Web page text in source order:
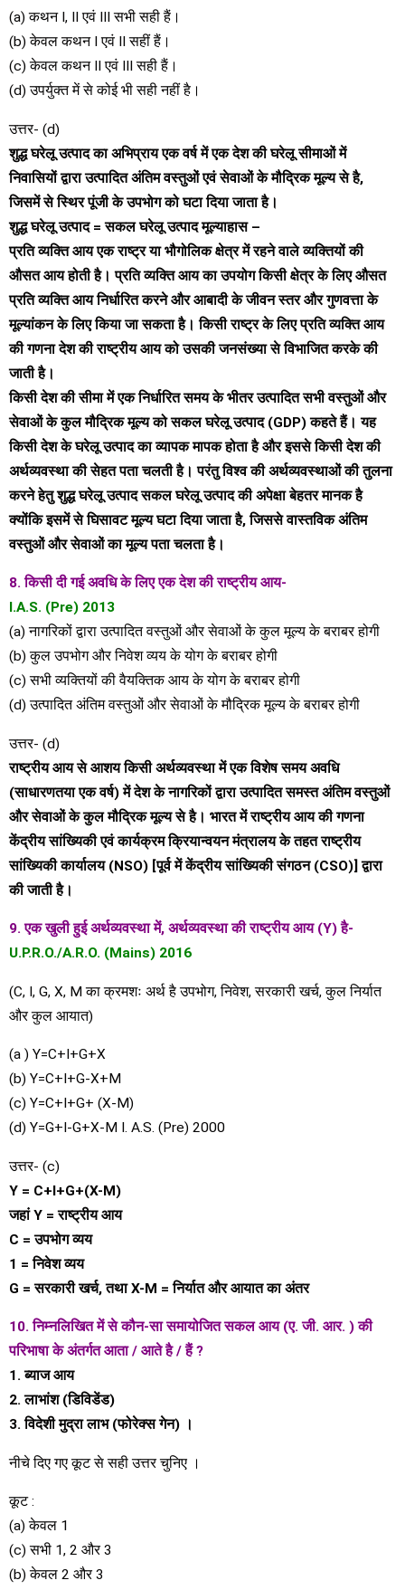
(a) कथन I, II एवं III सभी सही हैं।
(b) केवल कथन I एवं II सहीं हैं।
(c) केवल कथन II एवं III सही हैं।
(d) उपर्युक्त में से कोई भी सही नहीं है।
उत्तर- (d)
शुद्ध घरेलू उत्पाद का अभिप्राय एक वर्ष में एक देश की घरेलू सीमाओं में
निवासियों द्वारा उत्पादित अंतिम वस्तुओं एवं सेवाओं के मौद्रिक मूल्य से है,
जिसमें से स्थिर पूंजी के उपभोग को घटा दिया जाता है।
शुद्ध घरेलू उत्पाद = सकल घरेलू उत्पाद मूल्याहास –
प्रति व्यक्ति आय एक राष्ट्र या भौगोलिक क्षेत्र में रहने वाले व्यक्तियों की
औसत आय होती है। प्रति व्यक्ति आय का उपयोग किसी क्षेत्र के लिए औसत
प्रति व्यक्ति आय निर्धारित करने और आबादी के जीवन स्तर और गुणवत्ता के
मूल्यांकन के लिए किया जा सकता है। किसी राष्ट्र के लिए प्रति व्यक्ति आय
की गणना देश की राष्ट्रीय आय को उसकी जनसंख्या से विभाजित करके की
जाती है।
किसी देश की सीमा में एक निर्धारित समय के भीतर उत्पादित सभी वस्तुओं और
सेवाओं के कुल मौद्रिक मूल्य को सकल घरेलू उत्पाद (GDP) कहते हैं। यह
किसी देश के घरेलू उत्पाद का व्यापक मापक होता है और इससे किसी देश की
अर्थव्यवस्था की सेहत पता चलती है। परंतु विश्व की अर्थव्यवस्थाओं की तुलना
करने हेतु शुद्ध घरेलू उत्पाद सकल घरेलू उत्पाद की अपेक्षा बेहतर मानक है
क्योंकि इसमें से घिसावट मूल्य घटा दिया जाता है, जिससे वास्तविक अंतिम
वस्तुओं और सेवाओं का मूल्य पता चलता है।
8. किसी दी गई अवधि के लिए एक देश की राष्ट्रीय आय-
I.A.S. (Pre) 2013
(a) नागरिकों द्वारा उत्पादित वस्तुओं और सेवाओं के कुल मूल्य के बराबर होगी
(b) कुल उपभोग और निवेश व्यय के योग के बराबर होगी
(c) सभी व्यक्तियों की वैयक्तिक आय के योग के बराबर होगी
(d) उत्पादित अंतिम वस्तुओं और सेवाओं के मौद्रिक मूल्य के बराबर होगी
उत्तर- (d)
राष्ट्रीय आय से आशय किसी अर्थव्यवस्था में एक विशेष समय अवधि
(साधारणतया एक वर्ष) में देश के नागरिकों द्वारा उत्पादित समस्त अंतिम वस्तुओं
और सेवाओं के कुल मौद्रिक मूल्य से है। भारत में राष्ट्रीय आय की गणना
केंद्रीय सांख्यिकी एवं कार्यक्रम क्रियान्वयन मंत्रालय के तहत राष्ट्रीय
सांख्यिकी कार्यालय (NSO) [पूर्व में केंद्रीय सांख्यिकी संगठन (CSO)] द्वारा
की जाती है।
9. एक खुली हुई अर्थव्यवस्था में, अर्थव्यवस्था की राष्ट्रीय आय (Y) है-
U.P.R.O./A.R.O. (Mains) 2016
(C, I, G, X, M का क्रमशः अर्थ है उपभोग, निवेश, सरकारी खर्च, कुल निर्यात
और कुल आयात)
(a ) Y=C+I+G+X
(b) Y=C+I+G-X+M
(c) Y=C+I+G+ (X-M)
(d) Y=G+I-G+X-M I. A.S. (Pre) 2000
उत्तर- (c)
Y = C+I+G+(X-M)
जहां Y = राष्ट्रीय आय
C = उपभोग व्यय
1 = निवेश व्यय
G = सरकारी खर्च, तथा X-M = निर्यात और आयात का अंतर
10. निम्नलिखित में से कौन-सा समायोजित सकल आय (ए. जी. आर. ) की
परिभाषा के अंतर्गत आता / आते है / हैं ?
1. ब्याज आय
2. लाभांश (डिविडेंड)
3. विदेशी मुद्रा लाभ (फोरेक्स गेन) ।
नीचे दिए गए कूट से सही उत्तर चुनिए ।
कूट :
(a) केवल 1
(c) सभी 1, 2 और 3
(b) केवल 2 और 3